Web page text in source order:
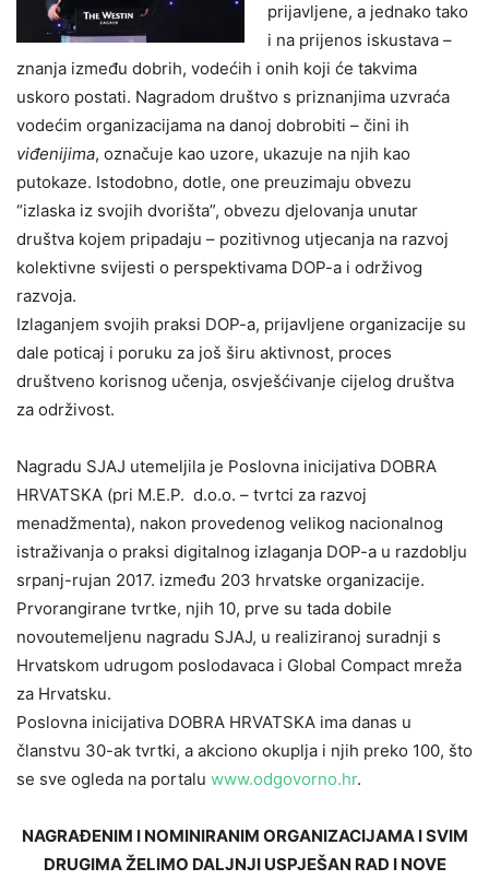
prijavljene, a jednako tako
i na prijenos iskustava –
znanja između dobrih, vodećih i onih koji će takvima
uskoro postati. Nagradom društvo s priznanjima uzvraća
vodećim organizacijama na danoj dobrobiti – čini ih
viđenijima, označuje kao uzore, ukazuje na njih kao
putokaze. Istodobno, dotle, one preuzimaju obvezu
“izlaska iz svojih dvorišta”, obvezu djelovanja unutar
društva kojem pripadaju – pozitivnog utjecanja na razvoj
kolektivne svijesti o perspektivama DOP-a i održivog
razvoja.
Izlaganjem svojih praksi DOP-a, prijavljene organizacije su
dale poticaj i poruku za još širu aktivnost, proces
društveno korisnog učenja, osvješćivanje cijelog društva
za održivost.
Nagradu SJAJ utemeljila je Poslovna inicijativa DOBRA
HRVATSKA (pri M.E.P. d.o.o. – tvrtci za razvoj
menadžmenta), nakon provedenog velikog nacionalnog
istraživanja o praksi digitalnog izlaganja DOP-a u razdoblju
srpanj-rujan 2017. između 203 hrvatske organizacije.
Prvorangirane tvrtke, njih 10, prve su tada dobile
novoutemeljenu nagradu SJAJ, u realiziranoj suradnji s
Hrvatskom udrugom poslodavaca i Global Compact mreža
za Hrvatsku.
Poslovna inicijativa DOBRA HRVATSKA ima danas u
članstvu 30-ak tvrtki, a akciono okuplja i njih preko 100, što
se sve ogleda na portalu www.odgovorno.hr.
NAGRAĐENIM I NOMINIRANIM ORGANIZACIJAMA I SVIM
DRUGIMA ŽELIMO DALJNJI USPJEŠAN RAD I NOVE